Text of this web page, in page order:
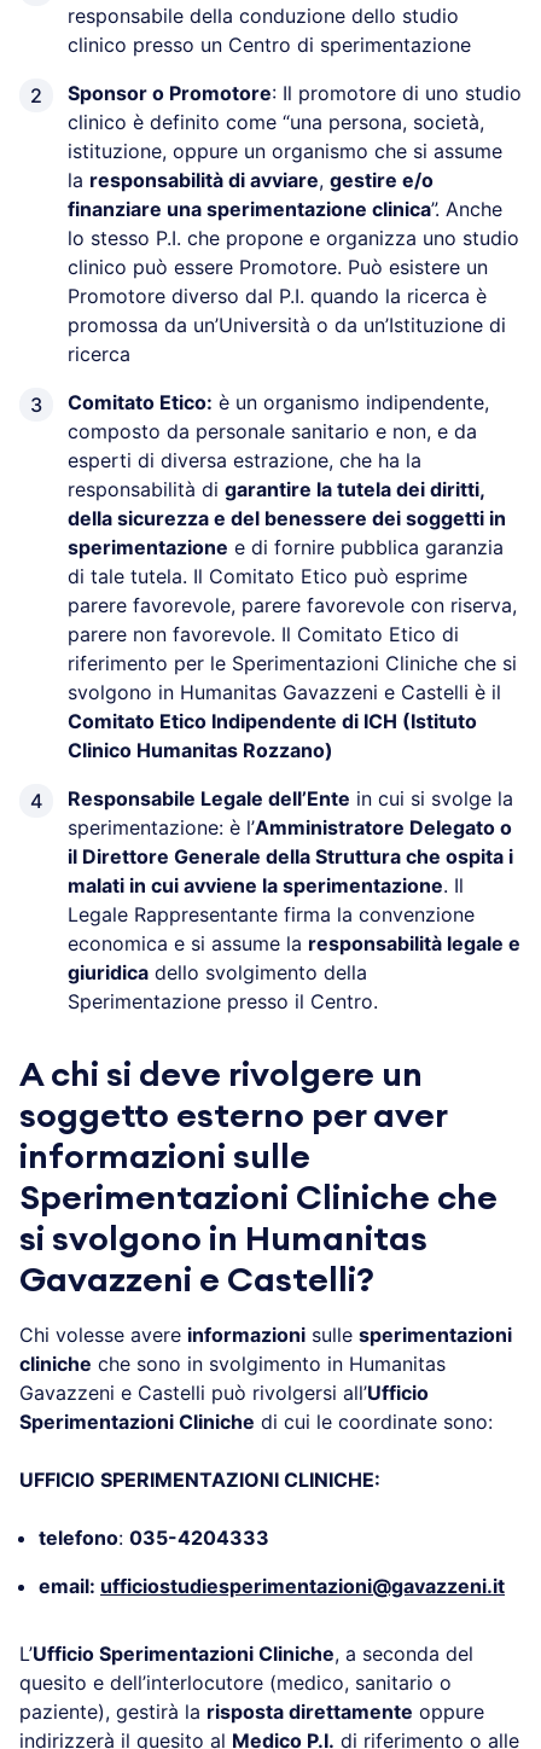
responsabile della conduzione dello studio
clinico presso un Centro di sperimentazione
Sponsor o Promotore: Il promotore di uno studio
clinico è definito come “una persona, società,
istituzione, oppure un organismo che si assume
la responsabilità di avviare, gestire e/o
finanziare una sperimentazione clinica”. Anche
lo stesso P.I. che propone e organizza uno studio
clinico può essere Promotore. Può esistere un
Promotore diverso dal P.I. quando la ricerca è
promossa da un’Università o da un’Istituzione di
ricerca
Comitato Etico: è un organismo indipendente,
composto da personale sanitario e non, e da
esperti di diversa estrazione, che ha la
responsabilità di garantire la tutela dei diritti,
della sicurezza e del benessere dei soggetti in
sperimentazione e di fornire pubblica garanzia
di tale tutela. Il Comitato Etico può esprime
parere favorevole, parere favorevole con riserva,
parere non favorevole. Il Comitato Etico di
riferimento per le Sperimentazioni Cliniche che si
svolgono in Humanitas Gavazzeni e Castelli è il
Comitato Etico Indipendente di ICH (Istituto
Clinico Humanitas Rozzano)
Responsabile Legale dell’Ente in cui si svolge la
sperimentazione: è l’Amministratore Delegato o
il Direttore Generale della Struttura che ospita i
malati in cui avviene la sperimentazione. Il
Legale Rappresentante firma la convenzione
economica e si assume la responsabilità legale e
giuridica dello svolgimento della
Sperimentazione presso il Centro.
A chi si deve rivolgere un
soggetto esterno per aver
informazioni sulle
Sperimentazioni Cliniche che
si svolgono in Humanitas
Gavazzeni e Castelli?
Chi volesse avere informazioni sulle sperimentazioni
cliniche che sono in svolgimento in Humanitas
Gavazzeni e Castelli può rivolgersi all’Ufficio
Sperimentazioni Cliniche di cui le coordinate sono:
UFFICIO SPERIMENTAZIONI CLINICHE:
telefono: 035-4204333
email: ufficiostudiesperimentazioni@gavazzeni.it
L’Ufficio Sperimentazioni Cliniche, a seconda del
quesito e dell’interlocutore (medico, sanitario o
paziente), gestirà la risposta direttamente oppure
indirizzerà il quesito al Medico P.I. di riferimento o alle